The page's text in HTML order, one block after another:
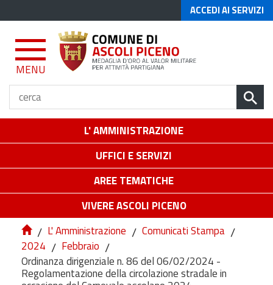
ACCEDI AI SERVIZI
MENU
L' AMMINISTRAZIONE
UFFICI E SERVIZI
AREE TEMATICHE
VIVERE ASCOLI PICENO
/ L' Amministrazione / Comunicati Stampa /
2024 / Febbraio /
Ordinanza dirigenziale n. 86 del 06/02/2024 -
Regolamentazione della circolazione stradale in